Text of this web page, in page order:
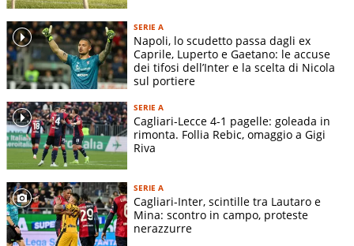
SERIE A
Napoli, lo scudetto passa dagli ex
Caprile, Luperto e Gaetano: le accuse
dei tifosi dell’Inter e la scelta di Nicola
sul portiere
SERIE A
Cagliari-Lecce 4-1 pagelle: goleada in
rimonta. Follia Rebic, omaggio a Gigi
Riva
SERIE A
Cagliari-Inter, scintille tra Lautaro e
Mina: scontro in campo, proteste
nerazzurre